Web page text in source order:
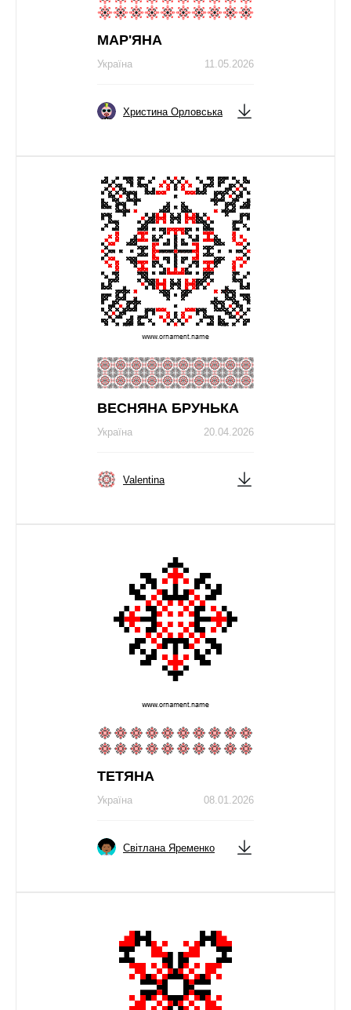
МАР'ЯНА
11.05.2026
Україна
Христина Орловська
ВЕСНЯНА БРУНЬКА
20.04.2026
Україна
Valentina
ТЕТЯНА
08.01.2026
Україна
Світлана Яременко